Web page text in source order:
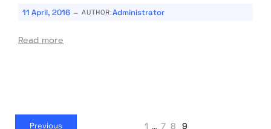
11 April, 2016 - AUTHOR:Administrator
Read more
Previous 1 … 7 8 9